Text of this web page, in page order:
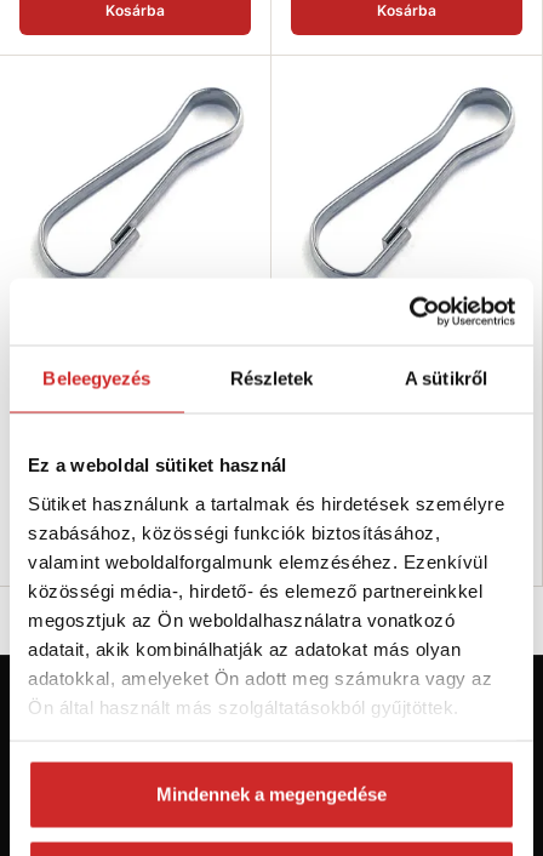
Beleegyezés Részletek A sütikről
Ez a weboldal sütiket használ
Sütiket használunk a tartalmak és hirdetések személyre
szabásához, közösségi funkciók biztosításához,
valamint weboldalforgalmunk elemzéséhez. Ezenkívül
közösségi média-, hirdető- és elemező partnereinkkel
megosztjuk az Ön weboldalhasználatra vonatkozó
adatait, akik kombinálhatják az adatokat más olyan
adatokkal, amelyeket Ön adott meg számukra vagy az
Ön által használt más szolgáltatásokból gyűjtöttek.
Mindennek a megengedése
Kosárba Kosárba
235 Ft
Teherbírás (kg): 70 kg
Raktáron 68 db
Kosárba
mm
Raktáron 122 db
Kosárba
Először jár az svx.hu-n? Regisztráljon és
Feliratkozás